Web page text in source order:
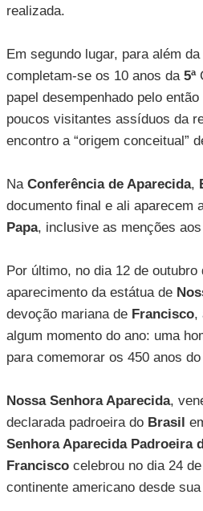
realizada.
Em segundo lugar, para além
completam-se os 10 anos da 5ª
papel desempenhado pelo então
poucos visitantes assíduos da
encontro a “origem conceitual”
Na Conferência de Aparecida,
documento final e ali aparecem
Papa, inclusive as menções aos
Por último, no dia 12 de
aparecimento da estátua de
devoção mariana de Francisco,
algum momento do ano: uma
para comemorar os 450 anos
Nossa Senhora Aparecida,
declarada padroeira do Brasil
Senhora Aparecida Padroeira
Franciscocelebrou no dia 24
continente americano desde